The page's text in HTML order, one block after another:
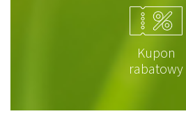
Kupon
rabatowy